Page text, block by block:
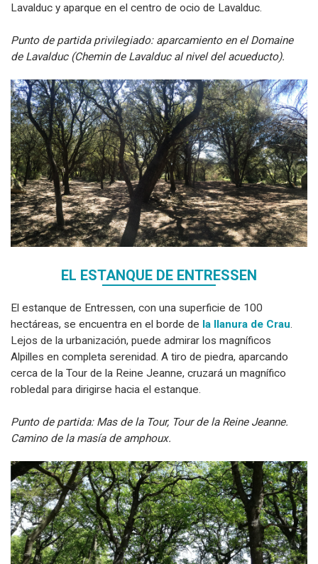
Lavalduc y aparque en el centro de ocio de Lavalduc.
Punto de partida privilegiado: aparcamiento en el Domaine
de Lavalduc (Chemin de Lavalduc al nivel del acueducto).
EL ESTANQUE DE ENTRESSEN
El estanque de Entressen, con una superficie de 100
hectáreas, se encuentra en el borde de la llanura de Crau.
Lejos de la urbanización, puede admirar los magníficos
Alpilles en completa serenidad. A tiro de piedra, aparcando
cerca de la Tour de la Reine Jeanne, cruzará un magnífico
robledal para dirigirse hacia el estanque.
Punto de partida: Mas de la Tour, Tour de la Reine Jeanne.
Camino de la masía de amphoux.